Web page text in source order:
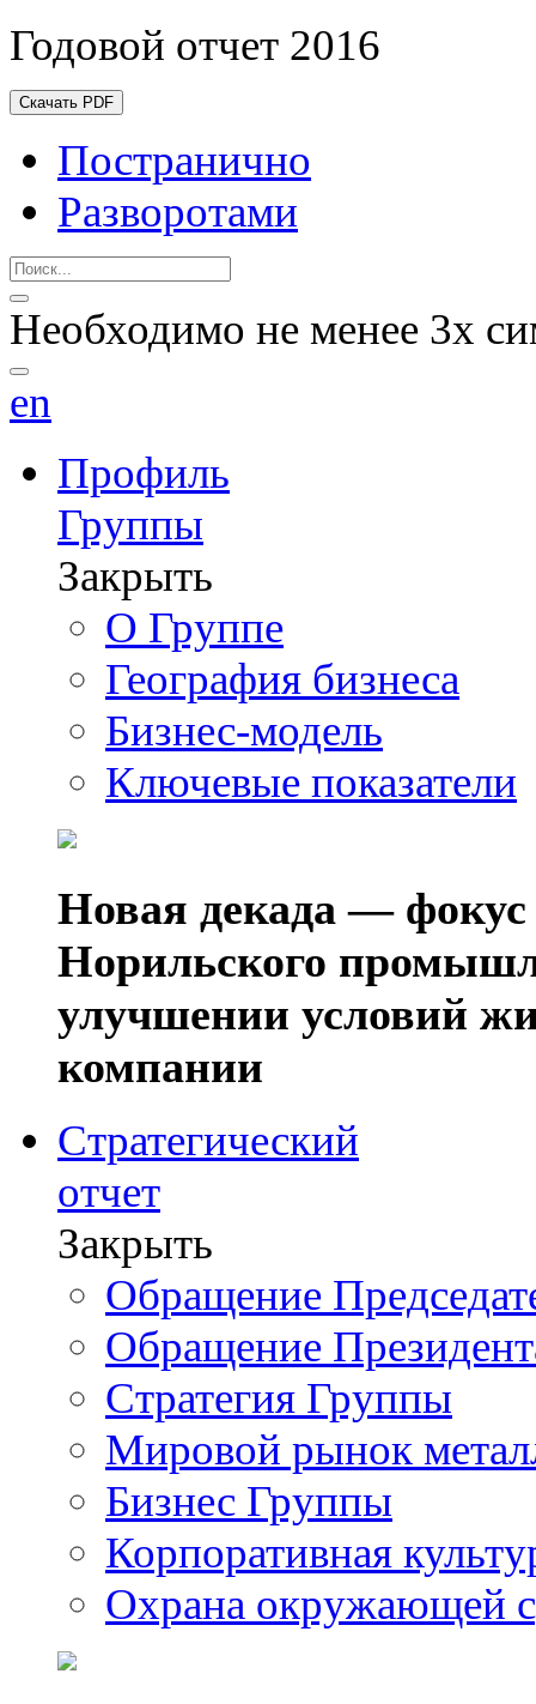
Годовой отчет 2016
Скачать PDF
Постранично
Разворотами
Необходимо не менее 3х
en
Профиль
Группы
Закрыть
О Группе
География бизнеса
Бизнес-модель
Ключевые показатели
Новая декада — фокус
Норильского
улучшении условий
компании
Стратегический
отчет
Закрыть
Обращение
Обращение
Стратегия Группы
Мировой рынок
Бизнес Группы
Корпоративная
Охрана окружающей